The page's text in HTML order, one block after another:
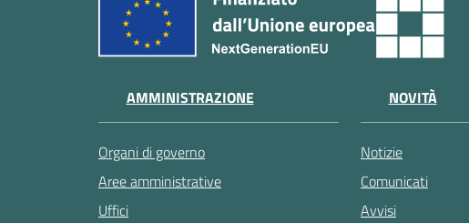
AMMINISTRAZIONE
Organi di governo
Aree amministrative
Uffici
NOVITÀ
Notizie
Comunicati
Avvisi